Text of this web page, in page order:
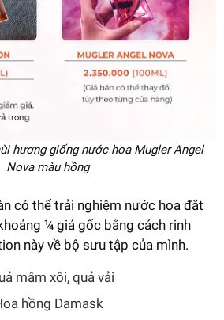
hương giống nước hoa Mugler Angel
Nova màu hồng
có thể trải nghiệm nước hoa đắt
¼ giá gốc bằng cách rinh
này về bộ sưu tập của mình.
mâm xôi, quả vải
hồng Damask